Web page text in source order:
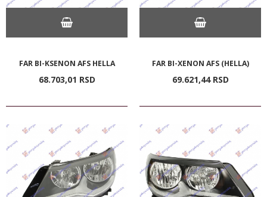
FAR BI-KSENON AFS HELLA
68.703,01 RSD
FAR BI-XENON AFS (HELLA)
69.621,44 RSD